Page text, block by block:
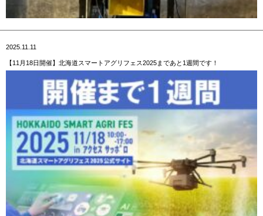
2025.11.11
【11月18日開催】北海道スマートアグリフェス2025まであと1週間です！